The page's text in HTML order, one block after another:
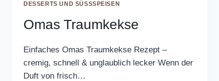
DESSERTS UND SÜSSSPEISEN
Omas Traumkekse
Einfaches Omas Traumkekse Rezept –
cremig, schnell & unglaublich lecker Wenn der
Duft von frisch…